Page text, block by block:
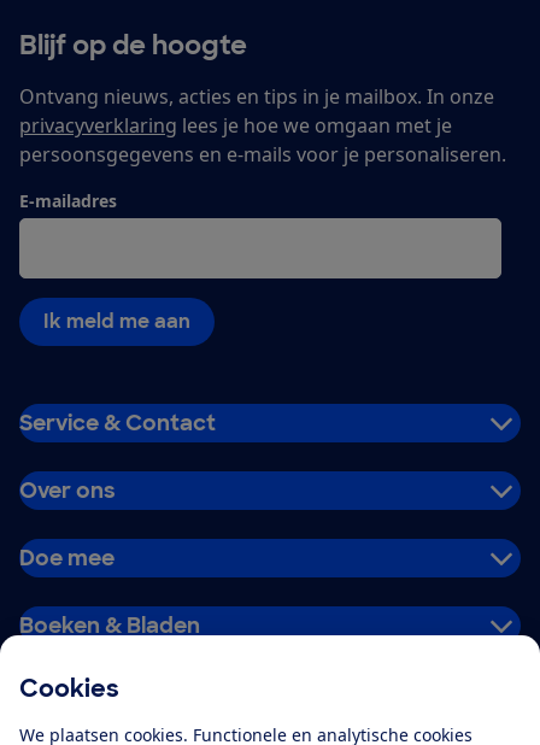
Cookies
We plaatsen cookies. Functionele en analytische cookies
Blijf op de hoogte
Ontvang nieuws, acties en tips in je mailbox. In onze
privacyverklaring lees je hoe we omgaan met je
persoonsgegevens en e-mails voor je personaliseren.
E-mailadres
Ik meld me aan
Service & Contact
Over ons
Doe mee
Boeken & Bladen